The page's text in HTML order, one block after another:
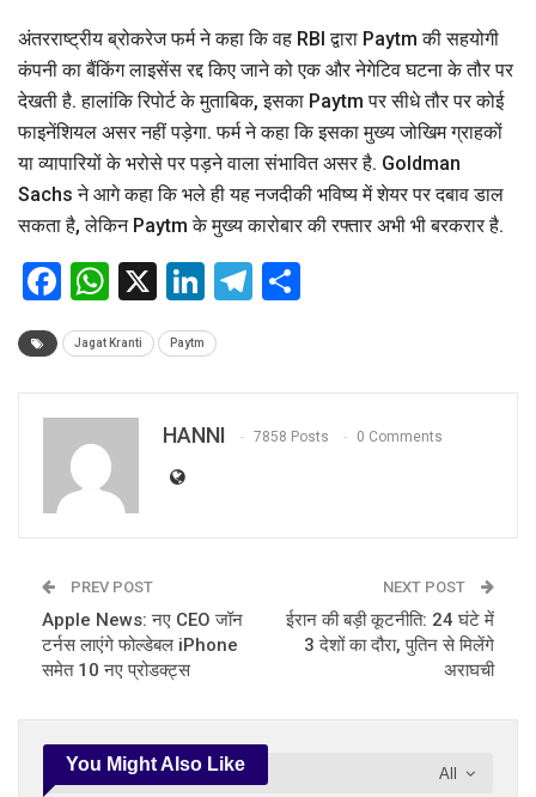
अंतरराष्ट्रीय ब्रोकरेज फर्म ने कहा कि वह RBI द्वारा Paytm की सहयोगी
कंपनी का बैंकिंग लाइसेंस रद्द किए जाने को एक और नेगेटिव घटना के तौर पर
देखती है. हालांकि रिपोर्ट के मुताबिक, इसका Paytm पर सीधे तौर पर कोई
फाइनेंशियल असर नहीं पड़ेगा. फर्म ने कहा कि इसका मुख्य जोखिम ग्राहकों
या व्यापारियों के भरोसे पर पड़ने वाला संभावित असर है. Goldman
Sachs ने आगे कहा कि भले ही यह नजदीकी भविष्य में शेयर पर दबाव डाल
सकता है, लेकिन Paytm के मुख्य कारोबार की रफ्तार अभी भी बरकरार है.
Facebook
WhatsApp
X LinkedIn
Telegram
Jagat Kranti Paytm
HANNI 7858 Posts 0 Comments
PREV POST
Apple News: नए CEO जॉन
टर्नस लाएंगे फोल्डेबल iPhone
समेत 10 नए प्रोडक्ट्स
NEXT POST
ईरान की बड़ी कूटनीति: 24 घंटे में
3 देशों का दौरा, पुतिन से मिलेंगे
अराघची
All
You Might Also Like